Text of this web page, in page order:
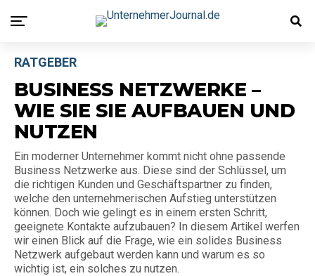
RATGEBER
BUSINESS NETZWERKE –
WIE SIE SIE AUFBAUEN UND
NUTZEN
Ein moderner Unternehmer kommt nicht ohne passende
Business Netzwerke aus. Diese sind der Schlüssel, um
die richtigen Kunden und Geschäftspartner zu finden,
welche den unternehmerischen Aufstieg unterstützen
können. Doch wie gelingt es in einem ersten Schritt,
geeignete Kontakte aufzubauen? In diesem Artikel werfen
wir einen Blick auf die Frage, wie ein solides Business
Netzwerk aufgebaut werden kann und warum es so
wichtig ist, ein solches zu nutzen.